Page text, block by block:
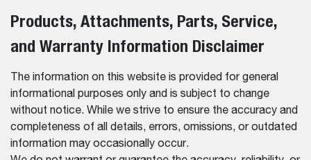
Products, Attachments, Parts, Service,
and Warranty Information Disclaimer
The information on this website is provided for general
informational purposes only and is subject to change
without notice. While we strive to ensure the accuracy and
completeness of all details, errors, omissions, or outdated
information may occasionally occur.